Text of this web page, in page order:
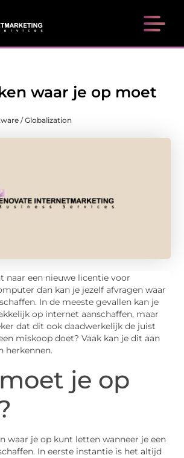
waar je op moet
/ Globalization
naar een nieuwe licentie voor
dan kan je jezelf afvragen waar
In de meeste gevallen kan je
op internet aanschaffen, maar
dat dit ook daadwerkelijk de juist
miskoop doet? Vaak kan je dit aan
herkennen.
je op
waar je op kunt letten wanneer je een
In eerste instantie is het altijd